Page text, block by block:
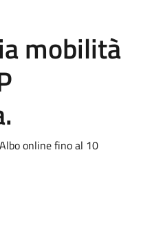
mobilità
online fino al 10